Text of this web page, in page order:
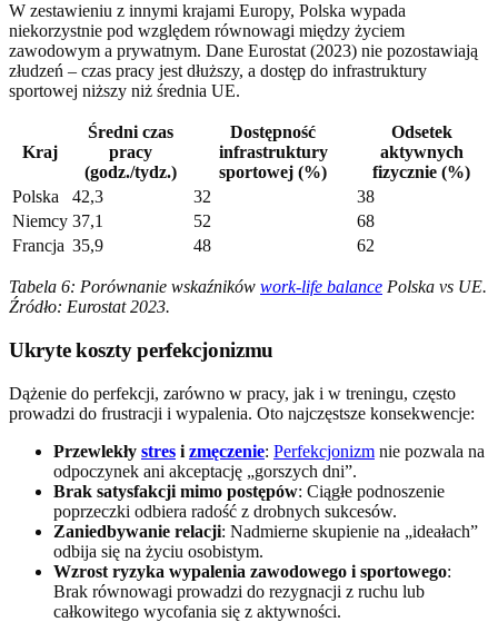
W zestawieniu z innymi krajami Europy, Polska wypada
niekorzystnie pod względem równowagi między życiem
zawodowym a prywatnym. Dane Eurostat (2023) nie pozostawiają
złudzeń – czas pracy jest dłuższy, a dostęp do infrastruktury
sportowej niższy niż średnia UE.
Kraj
Średni czas
pracy
(godz./tydz.)
Dostępność
infrastruktury
sportowej (%)
Odsetek
aktywnych
fizycznie (%)
Polska
42,3 32
38
Niemcy 37,1 52
68
Francja 35,9 48 62
Tabela 6: Porównanie wskaźników work-life balance Polska vs UE.
Źródło: Eurostat 2023.
Ukryte koszty perfekcjonizmu
Dążenie do perfekcji, zarówno w pracy, jak i w treningu, często
prowadzi do frustracji i wypalenia. Oto najczęstsze konsekwencje:
Przewlekły stres i zmęczenie: Perfekcjonizm nie pozwala na
odpoczynek ani akceptację „gorszych dni”.
Brak satysfakcji mimo postępów: Ciągłe podnoszenie
poprzeczki odbiera radość z drobnych sukcesów.
Zaniedbywanie relacji: Nadmierne skupienie na „ideałach”
odbija się na życiu osobistym.
Wzrost ryzyka wypalenia zawodowego i sportowego:
Brak równowagi prowadzi do rezygnacji z ruchu lub
całkowitego wycofania się z aktywności.